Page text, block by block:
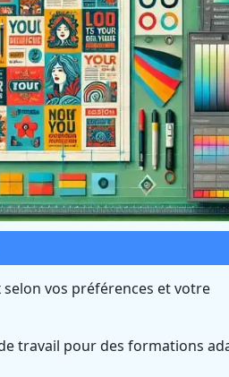
vos préférences et votre
travail pour des formations